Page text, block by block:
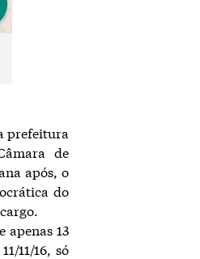
prefeitura
de
após, o
do
13
11/16, só